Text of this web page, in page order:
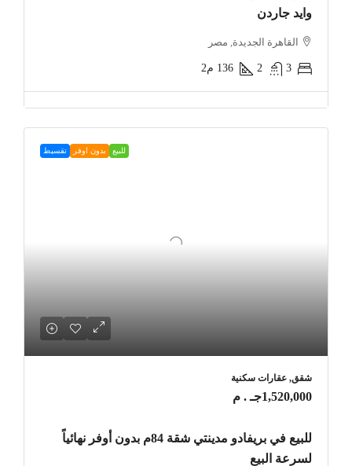
وايد جاردن
القاهرة الجديدة, مصر
3
2
136 م2
للبيع بدون اوفر تقسيط
شقق, عقارات سكنية
1,520,000جـ . م
للبيع في بريفادو مدينتي شقة 84م بدون أوفر نهائياً
لسرعة البيع